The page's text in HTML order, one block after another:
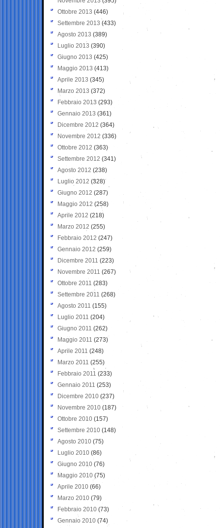
Ottobre 2013 (446)
Settembre 2013 (433)
Agosto 2013 (389)
Luglio 2013 (390)
Giugno 2013 (425)
Maggio 2013 (413)
Aprile 2013 (345)
Marzo 2013 (372)
Febbraio 2013 (293)
Gennaio 2013 (361)
Dicembre 2012 (364)
Novembre 2012 (336)
Ottobre 2012 (363)
Settembre 2012 (341)
Agosto 2012 (238)
Luglio 2012 (328)
Giugno 2012 (287)
Maggio 2012 (258)
Aprile 2012 (218)
Marzo 2012 (255)
Febbraio 2012 (247)
Gennaio 2012 (259)
Dicembre 2011 (223)
Novembre 2011 (267)
Ottobre 2011 (283)
Settembre 2011 (268)
Agosto 2011 (155)
Luglio 2011 (204)
Giugno 2011 (262)
Maggio 2011 (273)
Aprile 2011 (248)
Marzo 2011 (255)
Febbraio 2011 (233)
Gennaio 2011 (253)
Dicembre 2010 (237)
Novembre 2010 (187)
Ottobre 2010 (157)
Settembre 2010 (148)
Agosto 2010 (75)
Luglio 2010 (86)
Giugno 2010 (76)
Maggio 2010 (75)
Aprile 2010 (66)
Marzo 2010 (79)
Febbraio 2010 (73)
Gennaio 2010 (74)